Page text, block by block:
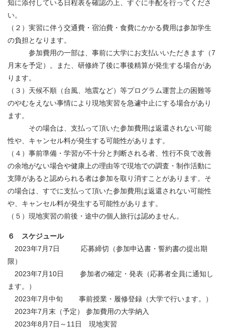
知に添付している日程表を確認の上、すぐに手配を行ってくださ
い。
（２）実習に伴う交通費・宿泊費・食費にかかる費用は参加学生
の負担となります。
参加費用の一部は、事前に大学にお支払いいただきます（7
月末を予定）。また、研修終了後に事後精算が発生する場合があ
ります。
（３）天候不順（台風、地震など）等プログラム運営上の困難等
のやむをえない事情により現地実習を急遽中止にする場合があり
ます。
その場合は、支払って頂いた参加費用は返還されない可能
性や、キャンセル料が発生する可能性があります。
（４）事前準備・学習が不十分と判断される者、性行不良で改善
の余地がない場合や健康上の理由等で現地での調査・制作活動に
支障があると認められる者は参加を取り消すことがあります。そ
の場合は、すでに支払って頂いた参加費用は返還されない可能性
や、キャンセル料が発生する可能性があります。
（５）現地実習の前後・途中の個人旅行は認めません。
６ スケジュール
2023年7月7日 応募締切（参加申込書・誓約書の提出期
限）
2023年7月10日 参加者の確定・発表（応募者全員に通知し
ます。）
2023年7月中旬 事前授業・履修登録（大学で行います。）
2023年7月末（予定） 参加費用の大学納入
2023年8月7日～11日 現地実習